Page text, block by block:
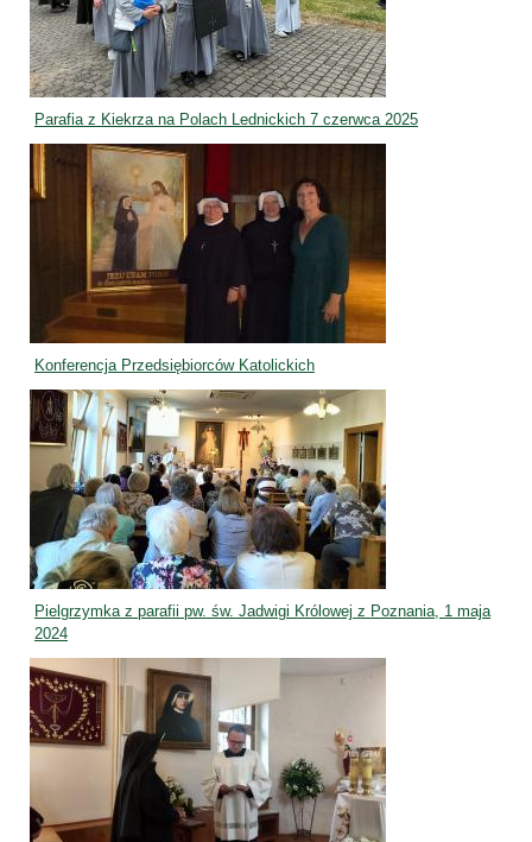
Parafia z Kiekrza na Polach Lednickich 7 czerwca 2025
Konferencja Przedsiębiorców Katolickich
Pielgrzymka z parafii pw. św. Jadwigi Królowej z Poznania, 1 maja
2024